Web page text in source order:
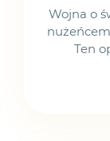
Hasło
Wojna o
Ten
Hasło
Twój e-